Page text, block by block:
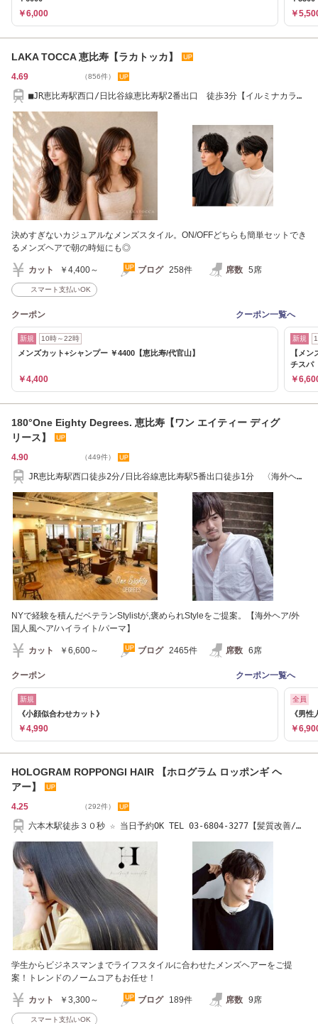
￥6,000 ￥
LAKA TOCCA 恵比寿【ラカトッカ】
4.69 （856件）
■JR恵比寿駅西口/日比谷線恵比寿駅2番出口 徒歩3分【イルミナカラ
決めすぎないカジュアルなメンズスタイル。ON/OFFどちらも簡単セットでき
るメンズヘアで朝の時短にも◎
カット ￥4,400～ ブログ 258件 席数 5席
スマート支払いOK
クーポン クーポン一覧へ
新規 10時～22時
メンズカット+シャンプー ￥4400【恵比寿/代官山】
￥4,400
新規
【メ
チスパ
￥
180°One Eighty Degrees. 恵比寿【ワン エイティー ディグ
リース】
4.90 （449件）
JR恵比寿駅西口徒歩2分/日比谷線恵比寿駅5番出口徒歩1分 〈海外ヘ
NYで経験を積んだベテランStylistが,褒められStyleをご提案。【海外ヘア/外
国人風ヘア/ハイライト/パーマ】
カット ￥6,600～ ブログ 2465件 席数 6席
クーポン クーポン一覧へ
新規
《小顔似合わせカット》
￥4,990
全員
《男
￥
HOLOGRAM ROPPONGI HAIR 【ホログラム ロッポンギ ヘ
アー】
4.25 （292件）
六本木駅徒歩３０秒 ☆ 当日予約OK TEL 03-6804-3277【髪質改善/美
学生からビジネスマンまでライフスタイルに合わせたメンズヘアーをご提
案！トレンドのノームコアもお任せ！
カット ￥3,300～ ブログ 189件 席数 9席
スマート支払いOK